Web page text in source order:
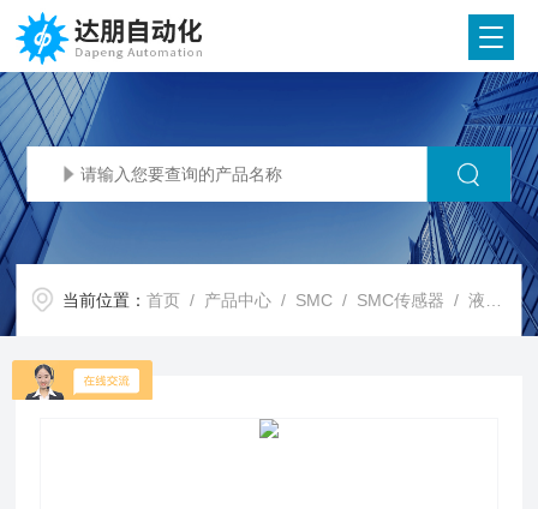
当前位置：首页 / 产品中心 / SMC / SMC传感器 / 液体式夹钳式 流量传感器